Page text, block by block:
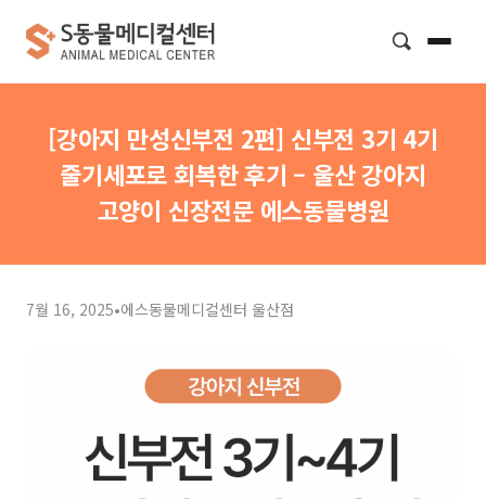
[강아지 만성신부전 2편] 신부전 3기 4기
줄기세포로 회복한 후기 – 울산 강아지
고양이 신장전문 에스동물병원
7월 16, 2025•에스동물메디컬센터 울산점